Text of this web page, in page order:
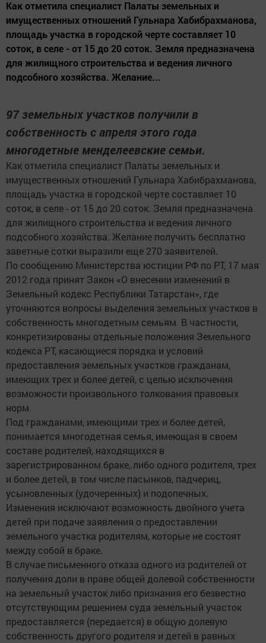
Как отметила специалист Палаты земельных и
имущественных отношений Гульнара Хабибрахманова,
площадь участка в городской черте составляет 10
соток, в селе - от 15 до 20 соток. Земля предназначена
для жилищного строительства и ведения личного
подсобного хозяйства. Желание...
97 земельных участков получили в
собственность с апреля этого года
многодетные менделеевские семьи.
Как отметила специалист Палаты земельных и
имущественных отношений Гульнара Хабибрахманова,
площадь участка в городской черте составляет 10
соток, в селе - от 15 до 20 соток. Земля предназначена
для жилищного строительства и ведения личного
подсобного хозяйства. Желание получить бесплатно
заветные сотки выразили еще 270 заявителей.
По сообщению Министерства юстиции РФ по РТ, 17 мая
2012 года принят Закон «О внесении изменений в
Земельный кодекс Республики Татарстан», где
уточняются вопросы выделения земельных участков в
собственность многодетным семьям. В частности,
конкретизированы отдельные положения Земельного
кодекса РТ, касающиеся порядка и условий
предоставления земельных участков гражданам,
имеющих трех и более детей, с целью исключения
возможности произвольного толкования правовых
норм.
Под гражданами, имеющими трех и более детей,
понимается многодетная семья, имеющая в своем
составе родителей, находящихся в
зарегистрированном браке, либо одного родителя, трех
и более детей, в том числе пасынков, падчериц,
усыновленных (удочеренных) и подопечных.
Изменения исключают возможность двойного учета
детей при подаче заявления о предоставлении
земельного участка родителям, которые не состоят
между собой в браке.
В случае письменного отказа одного из родителей от
получения доли в праве общей долевой собственности
на земельный участок либо признания его безвестно
отсутствующим решением суда земельный участок
предоставляется (передается) в общую долевую
собственность другого родителя и детей в равных